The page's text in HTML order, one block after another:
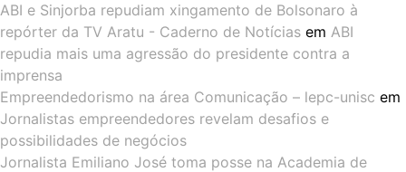
ABI e Sinjorba repudiam xingamento de Bolsonaro à
repórter da TV Aratu - Caderno de Notícias em ABI
repudia mais uma agressão do presidente contra a
imprensa
Empreendedorismo na área Comunicação – lepc-unisc em
Jornalistas empreendedores revelam desafios e
possibilidades de negócios
Jornalista Emiliano José toma posse na Academia de